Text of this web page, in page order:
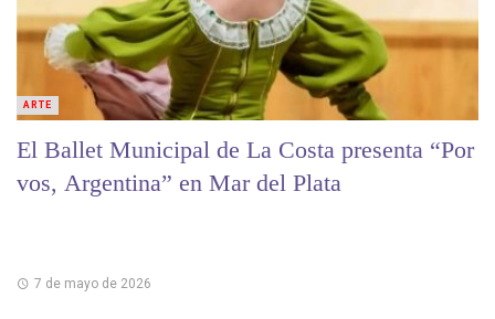
El Ballet Municipal de La Costa presenta “Por
vos, Argentina” en Mar del Plata
7 de mayo de 2026
ARTE